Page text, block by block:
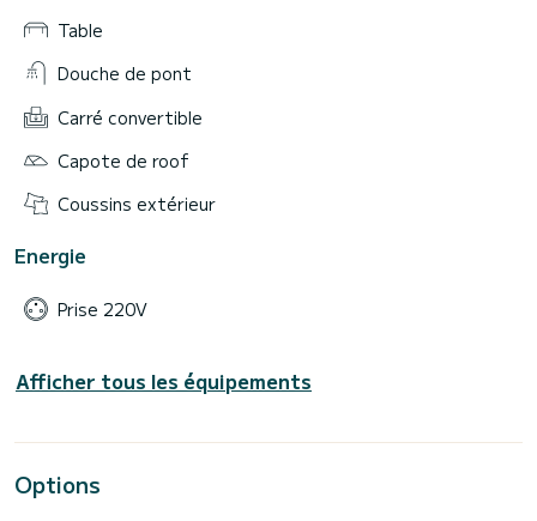
Table
Douche de pont
Carré convertible
Capote de roof
Coussins extérieur
Energie
Prise 220V
Afficher tous les équipements
Options